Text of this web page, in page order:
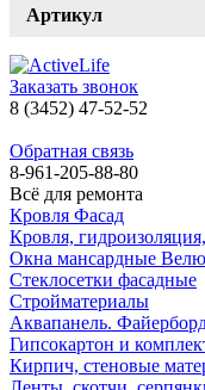
Артикул
Заказать звонок
8 (3452) 47-52-52
Обратная связь
8-961-205-88-80
Всё для ремонта
Кровля Фасад
Кровля,
Окна мансардные
Стеклосетки фасадные
Стройматериалы
Аквапанель.
Гипсокартон и
Кирпич, стеновые